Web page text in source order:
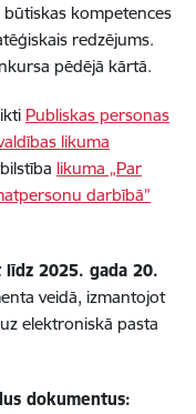
kompetences
redzējums.
pēdējā kārtā.
Publiskas personas
likuma
likuma „Par
darbībā”
2025. gada 20.
veidā, izmantojot
elektroniskā pasta
dokumentus: